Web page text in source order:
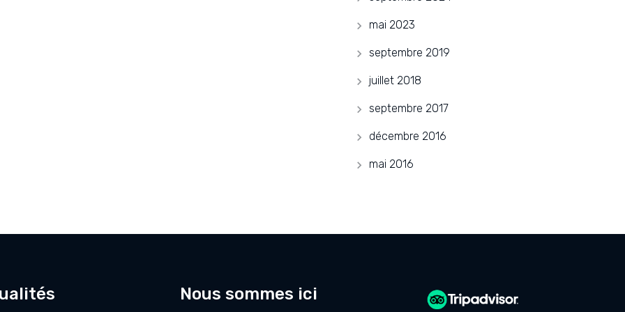
mai 2023
septembre 2019
juillet 2018
septembre 2017
décembre 2016
mai 2016
Nous sommes ici